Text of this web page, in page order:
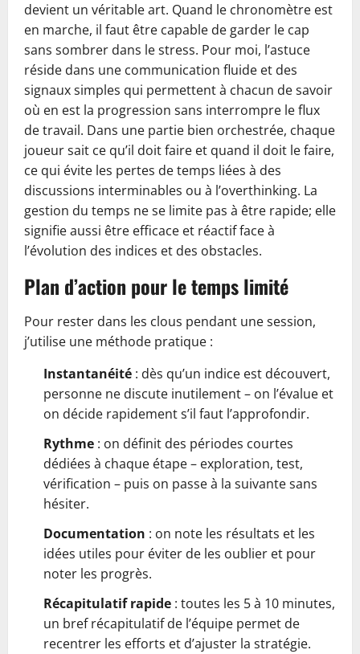
devient un véritable art. Quand le chronomètre est
en marche, il faut être capable de garder le cap
sans sombrer dans le stress. Pour moi, l’astuce
réside dans une communication fluide et des
signaux simples qui permettent à chacun de savoir
où en est la progression sans interrompre le flux
de travail. Dans une partie bien orchestrée, chaque
joueur sait ce qu’il doit faire et quand il doit le faire,
ce qui évite les pertes de temps liées à des
discussions interminables ou à l’overthinking. La
gestion du temps ne se limite pas à être rapide; elle
signifie aussi être efficace et réactif face à
l’évolution des indices et des obstacles.
Plan d’action pour le temps limité
Pour rester dans les clous pendant une session,
j’utilise une méthode pratique :
Instantanéité : dès qu’un indice est découvert,
personne ne discute inutilement – on l’évalue et
on décide rapidement s’il faut l’approfondir.
Rythme : on définit des périodes courtes
dédiées à chaque étape – exploration, test,
vérification – puis on passe à la suivante sans
hésiter.
Documentation : on note les résultats et les
idées utiles pour éviter de les oublier et pour
noter les progrès.
Récapitulatif rapide : toutes les 5 à 10 minutes,
un bref récapitulatif de l’équipe permet de
recentrer les efforts et d’ajuster la stratégie.